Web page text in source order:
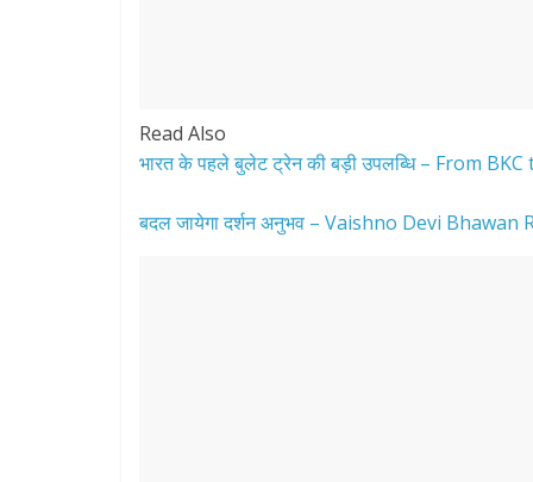
Read Also
भारत के पहले बुलेट ट्रेन की बड़ी उपलब्धि – From
बदल जायेगा दर्शन अनुभव – Vaishno Devi